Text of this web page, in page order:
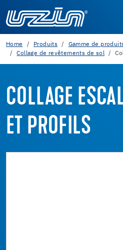
Home Produits
Gamme de
Collage de revêtements de sol
COLLAGE
ET PROFILS